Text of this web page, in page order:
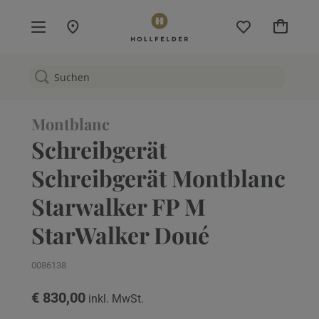
Mein
Montblanc
Schreibgerät
Schreibgerät Montblanc
Starwalker FP M
StarWalker Doué
0086138
€ 830,00